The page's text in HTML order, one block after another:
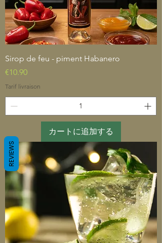
Sirop de feu - piment Habanero
価格
€10.90
Tarif livraison
カートに追加する
REVIEWS